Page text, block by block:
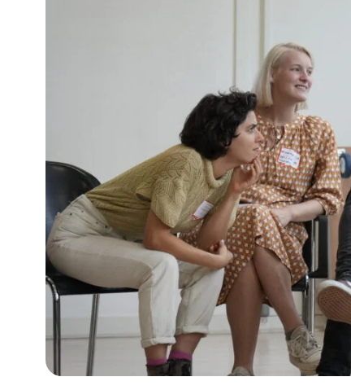
Advies of hulp nodig?
Je kunt altijd contact met ons opnemen via
Vraag stellen
030 231
7511